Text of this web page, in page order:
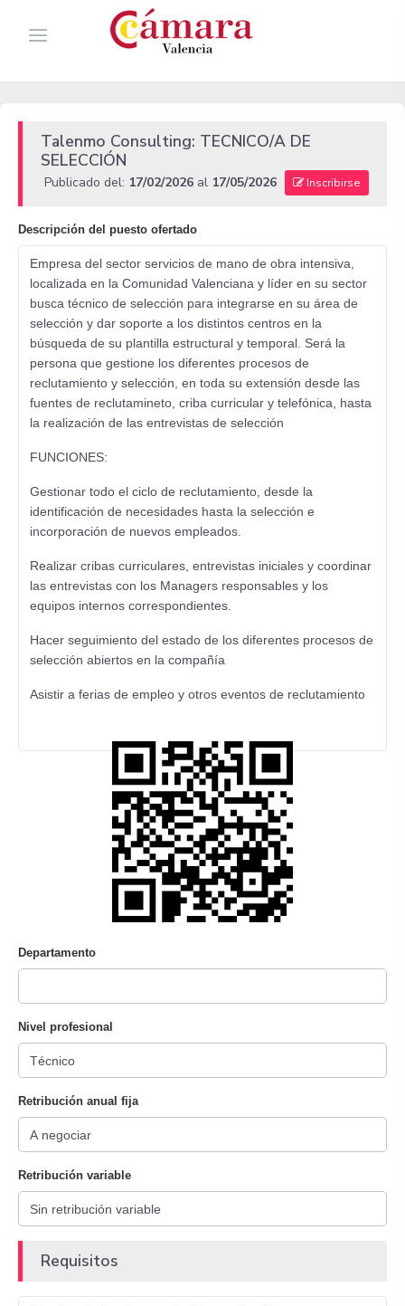
Talenmo Consulting: TECNICO/A DE
SELECCIÓN
Publicado del: 17/02/2026 al 17/05/2026 Inscribirse
Descripción del puesto ofertado
Empresa del sector servicios de mano de obra intensiva,
localizada en la Comunidad Valenciana y líder en su sector
busca técnico de selección para integrarse en su área de
selección y dar soporte a los distintos centros en la
búsqueda de su plantilla estructural y temporal. Será la
persona que gestione los diferentes procesos de
reclutamiento y selección, en toda su extensión desde las
fuentes de reclutamineto, criba curricular y telefónica, hasta
la realización de las entrevistas de selección
FUNCIONES:
Gestionar todo el ciclo de reclutamiento, desde la
identificación de necesidades hasta la selección e
incorporación de nuevos empleados.
Realizar cribas curriculares, entrevistas iniciales y coordinar
las entrevistas con los Managers responsables y los
equipos internos correspondientes.
Hacer seguimiento del estado de los diferentes procesos de
selección abiertos en la compañía
Asistir a ferias de empleo y otros eventos de reclutamiento
Departamento
Nivel profesional
Retribución anual fija
Retribución variable
Requisitos